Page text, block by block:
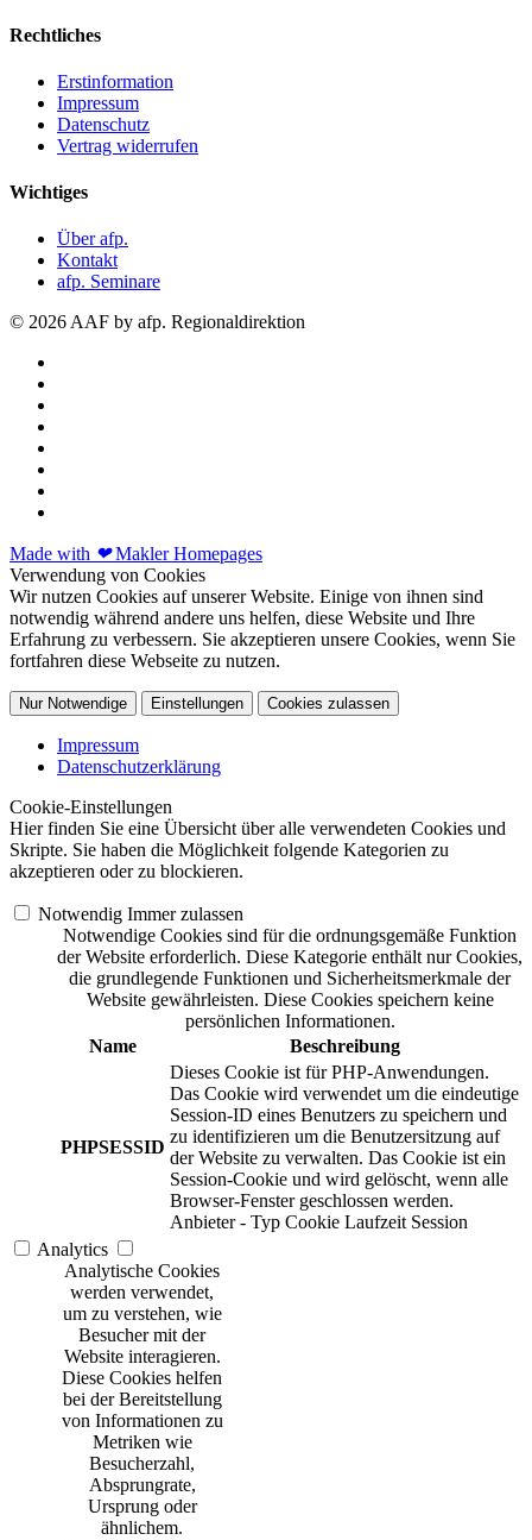
Rechtliches
Erstinformation
Impressum
Datenschutz
Vertrag widerrufen
Wichtiges
Über afp.
Kontakt
afp. Seminare
© 2026 AAF by afp. Regionaldirektion
Made with ❤Makler Homepages
Verwendung von Cookies
Wir nutzen Cookies auf unserer Website. Einige von ihnen sind
notwendig während andere uns helfen, diese Website und Ihre
Erfahrung zu verbessern. Sie akzeptieren unsere Cookies, wenn Sie
fortfahren diese Webseite zu nutzen.
Nur Notwendige Einstellungen Cookies zulassen
Impressum
Datenschutzerklärung
Cookie-Einstellungen
Hier finden Sie eine Übersicht über alle verwendeten Cookies und
Skripte. Sie haben die Möglichkeit folgende Kategorien zu
akzeptieren oder zu blockieren.
Notwendig Immer zulassen
Notwendige Cookies sind für die ordnungsgemäße Funktion
der Website erforderlich. Diese Kategorie enthält nur Cookies,
die grundlegende Funktionen und Sicherheitsmerkmale der
Website gewährleisten. Diese Cookies speichern keine
persönlichen Informationen.
Name
Beschreibung
PHPSESSID
Dieses Cookie ist für PHP-Anwendungen.
Das Cookie wird verwendet um die eindeutige
Session-ID eines Benutzers zu speichern und
zu identifizieren um die Benutzersitzung auf
der Website zu verwalten. Das Cookie ist ein
Session-Cookie und wird gelöscht, wenn alle
Browser-Fenster geschlossen werden.
Anbieter - Typ Cookie Laufzeit Session
Analytics
Analytische Cookies
werden verwendet,
um zu verstehen, wie
Besucher mit der
Website interagieren.
Diese Cookies helfen
bei der Bereitstellung
von Informationen zu
Metriken wie
Besucherzahl,
Absprungrate,
Ursprung oder
ähnlichem.